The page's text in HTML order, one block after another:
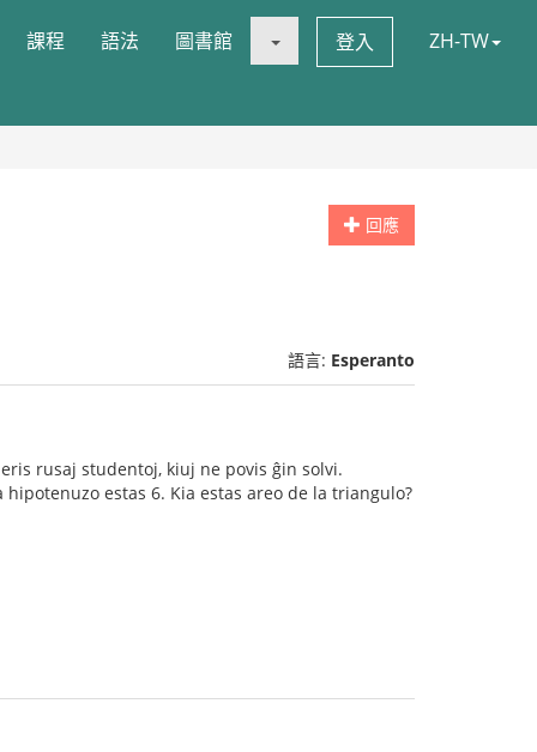
課程 語法 圖書館 登入 ZH-TW
回應
語言: Esperanto
rusaj studentoj, kiuj ne povis ĝin solvi.
estas 6. Kia estas areo de la triangulo?